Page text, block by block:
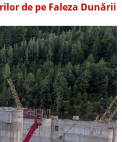
de pe Faleza Dunării